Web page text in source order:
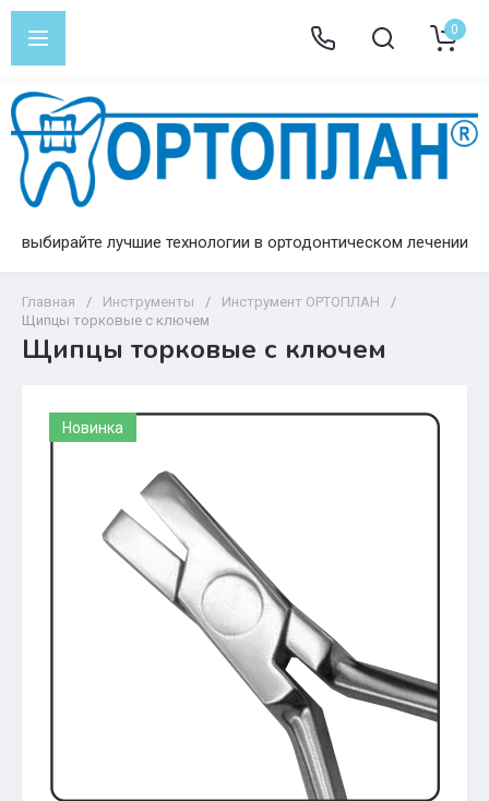
выбирайте лучшие технологии в ортодонтическом лечении
0
Главная / Инструменты / Инструмент ОРТОПЛАН
/
Щипцы торковые с ключем
Щипцы торковые с ключем
Новинка